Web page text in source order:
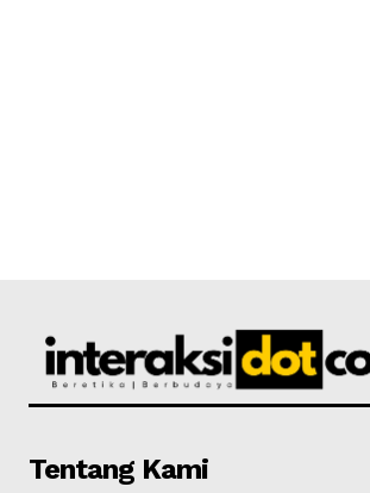
Tentang Kami